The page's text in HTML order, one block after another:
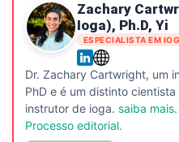
Zachary
Ioga), Ph.D, Yi
ESPECIALISTA EM
Dr. Zachary Cartwright, um
PhD e é um distinto
instrutor de ioga. saiba mais
Processo editorial.